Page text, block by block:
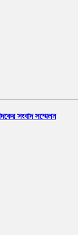
সংবাদ সম্মেলন